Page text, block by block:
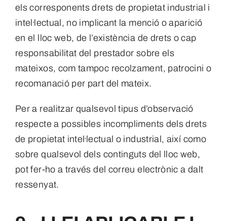
els corresponents drets de propietat industrial i
intel·lectual, no implicant la menció o aparició
en el lloc web, de l’existència de drets o cap
responsabilitat del prestador sobre els
mateixos, com tampoc recolzament, patrocini o
recomanació per part del mateix.
Per a realitzar qualsevol tipus d’observació
respecte a possibles incompliments dels drets
de propietat intel·lectual o industrial, així como
sobre qualsevol dels continguts del lloc web,
pot fer-ho a través del correu electrònic a dalt
ressenyat.